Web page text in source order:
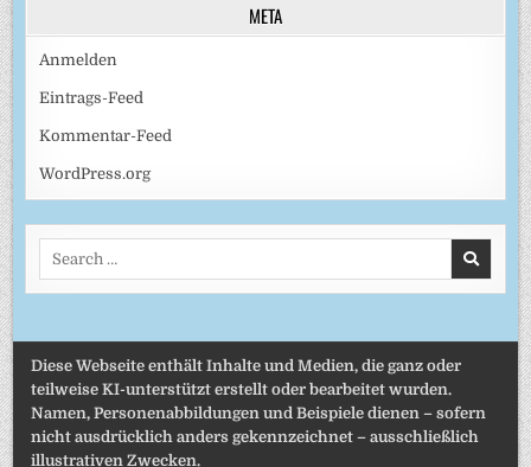
META
Anmelden
Eintrags-Feed
Kommentar-Feed
WordPress.org
Diese Webseite enthält Inhalte und Medien, die ganz oder
teilweise KI-unterstützt erstellt oder bearbeitet wurden.
Namen, Personenabbildungen und Beispiele dienen – sofern
nicht ausdrücklich anders gekennzeichnet – ausschließlich
illustrativen Zwecken.